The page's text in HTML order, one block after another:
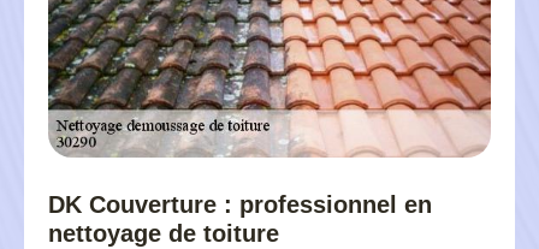
DK Couverture : professionnel en
nettoyage de toiture